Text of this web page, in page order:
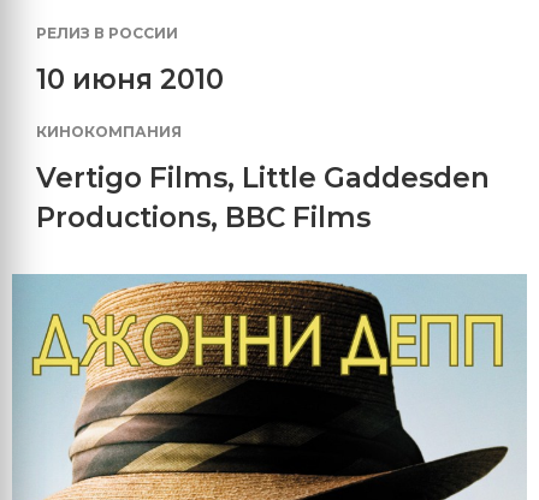
РЕЛИЗ В РОССИИ
10 июня 2010
КИНОКОМПАНИЯ
Vertigo Films, Little Gaddesden
Productions, BBC Films